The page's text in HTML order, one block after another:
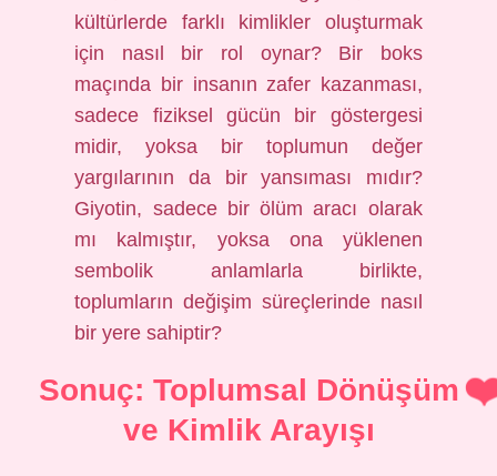
kültürlerde farklı kimlikler oluşturmak
için nasıl bir rol oynar? Bir boks
maçında bir insanın zafer kazanması,
sadece fiziksel gücün bir göstergesi
midir, yoksa bir toplumun değer
yargılarının da bir yansıması mıdır?
Giyotin, sadece bir ölüm aracı olarak
mı kalmıştır, yoksa ona yüklenen
sembolik anlamlarla birlikte,
toplumların değişim süreçlerinde nasıl
bir yere sahiptir?
Sonuç: Toplumsal Dönüşüm
ve Kimlik Arayışı